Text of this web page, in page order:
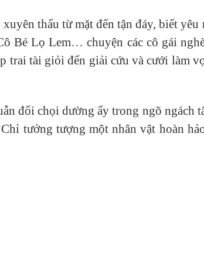
thấu từ mặt đến tận đáy, biết yêu
Bé Lọ Lem… chuyện các cô gái
trai tài giỏi đến giải cứu và cưới làm
đối chọi dường ấy trong ngõ ngách
tưởng tượng một nhân vật hoàn